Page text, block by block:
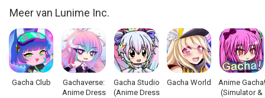
Gacha Life van Lunime Inc. is een app voor iPhone, iPad en
iPod touch met iOS versie 8.0 of hoger, geschikt bevonden
voor gebruikers met leeftijden vanaf9 jaar.
Informatie voor Gacha Lifeis het laatst vergeleken op 6 Aug
om 18:18.
Meer van Lunime Inc.
Gacha Club
Gachaverse:
Anime Dress
Gacha Studio
(Anime Dress
Gacha World
Anime Gacha!
(Simulator &